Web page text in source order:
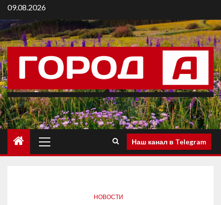
09.08.2026
Наш канал в Telegram
НОВОСТИ